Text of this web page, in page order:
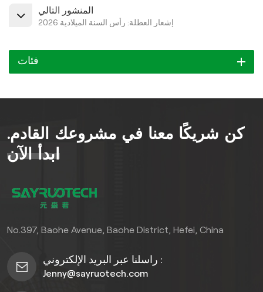
المنشور التالي
إشعار العطلة: رأس السنة الميلادية 2026
فئات
كن شريكًا معنا في مشروعك القادم.
ابدأ الآن
No.397, Baohe Avenue, Baohe District, Hefei, China
راسلنا عبر البريد الإلكتروني :
Jenny@sayruotech.com